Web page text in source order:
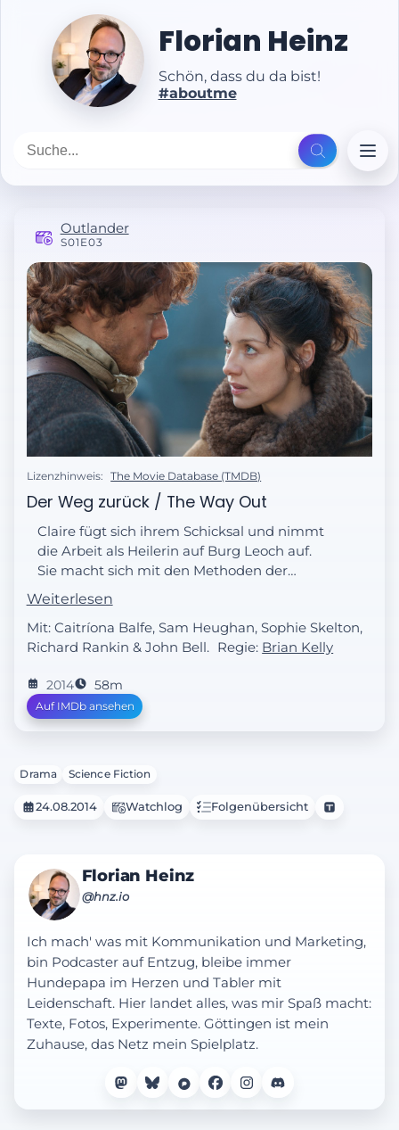
Florian Heinz
Schön, dass du da bist!
#aboutme
Outlander
S01E03
Lizenzhinweis: The Movie Database (TMDB)
Der Weg zurück / The Way Out
Claire fügt sich ihrem Schicksal und nimmt
die Arbeit als Heilerin auf Burg Leoch auf.
Sie macht sich mit den Methoden der
Heilkunst des 17. Jahrhunderts vertraut und
verbindet diese mit ihrem modernen
Wissen über die Medizin. Dafür wird sie auf
der Burg hoch angesehen...
Weiterlesen
Mit: Caitríona Balfe, Sam Heughan, Sophie Skelton,
Richard Rankin & John Bell. Regie: Brian Kelly
2014 58m
Auf IMDb ansehen
Drama Science Fiction
24.08.2014 Watchlog Folgenübersicht
Florian Heinz
@hnz.io
Ich mach' was mit Kommunikation und Marketing,
bin Podcaster auf Entzug, bleibe immer
Hundepapa im Herzen und Tabler mit
Leidenschaft. Hier landet alles, was mir Spaß macht:
Texte, Fotos, Experimente. Göttingen ist mein
Zuhause, das Netz mein Spielplatz.